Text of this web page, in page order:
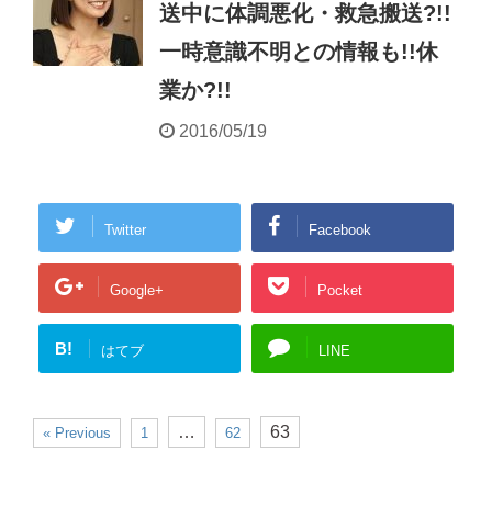
送中に体調悪化・救急搬送?!!
一時意識不明との情報も!!休
業か?!!
2016/05/19
Twitter Facebook
Google+ Pocket
B! はてブ LINE
« Previous 1 … 62 63